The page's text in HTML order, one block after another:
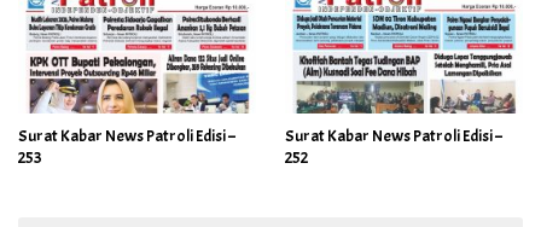
Surat Kabar News Patroli Edisi –
253
Surat Kabar News Patroli Edisi –
252